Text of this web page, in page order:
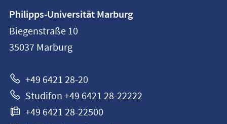
Philipps-
Universität
Marburg
Philipps-Universität Marburg
Biegenstraße 10
35037 Marburg
+49 6421 28-20
Studifon +49 6421 28-22222
+49 6421 28-22500